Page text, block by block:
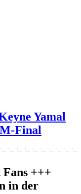
Yamal
Final
+++
in der